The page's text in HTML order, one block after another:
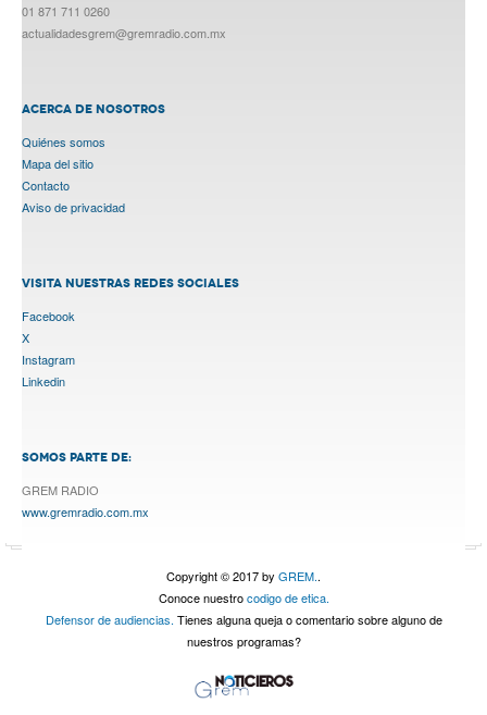
01 871 711 0260
actualidadesgrem@gremradio.com.mx
ACERCA DE NOSOTROS
Quiénes somos
Mapa del sitio
Contacto
Aviso de privacidad
VISITA NUESTRAS REDES SOCIALES
Facebook
X
Instagram
Linkedin
SOMOS PARTE DE:
GREM RADIO
www.gremradio.com.mx
Copyright © 2017 by GREM..
Conoce nuestrocodigo de etica.
Defensor de audiencias. Tienes alguna queja o comentario sobre alguno de
nuestros programas?